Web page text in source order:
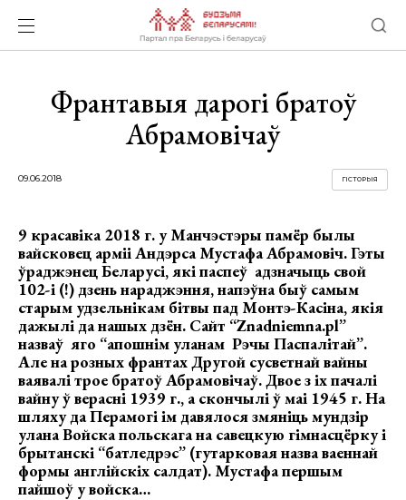
Франтавыя дарогі братоў
Абрамовічаў
09.06.2018 ГІСТОРЫЯ
9 красавіка 2018 г. у Манчэстэры памёр былы
вайсковец арміі Андэрса Мустафа Абрамовіч. Гэты
ўраджэнец Беларусі, які паспеў адзначыць свой
102-і (!) дзень нараджэння, напэўна быў самым
старым удзельнікам бітвы пад Монтэ-Касіна, якія
дажылі да нашых дзён. Сайт “Znadniemna.pl”
назваў яго “апошнім уланам Рэчы Паспалітай”.
Але на розных франтах Другой сусветнай вайны
ваявалі трое братоў Абрамовічаў. Двое з іх пачалі
вайну ў верасні 1939 г., а скончылі ў маі 1945 г. На
шляху да Перамогі ім давялося змяніць мундзір
улана Войска польскага на савецкую гімнасцёрку і
брытанскі “батледрэс” (гутарковая назва ваеннай
формы англійскіх салдат). Мустафа першым
пайшоў у войска…